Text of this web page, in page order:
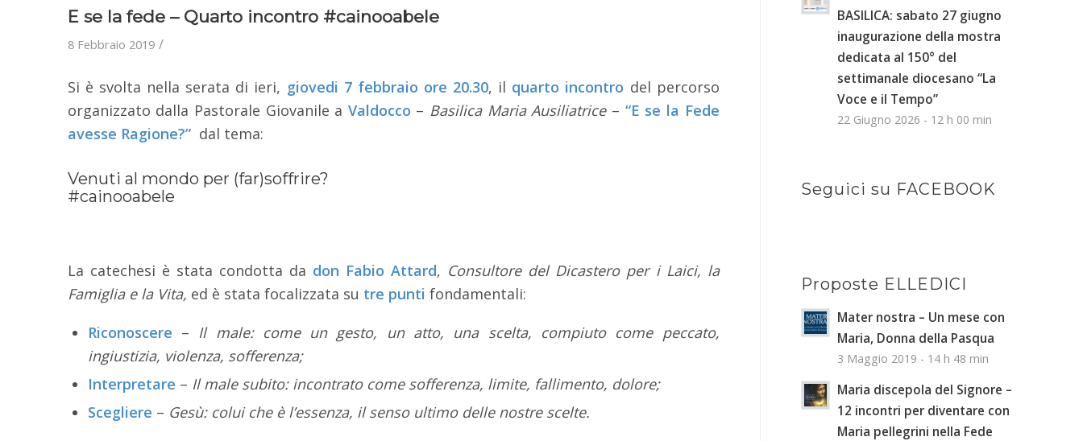
E se la fede – Quarto incontro #cainooabele
8 Febbraio 2019 /
Si è svolta nella serata di ieri, giovedi 7 febbraio ore 20.30, il quarto incontro del percorso
organizzato dalla Pastorale Giovanile a Valdocco – Basilica Maria Ausiliatrice– “E se la Fede
avesse Ragione?”dal tema:
Venuti al mondo per (far)soffrire?
#cainooabele
La catechesi è stata condotta da don Fabio Attard, Consultore del Dicastero per i Laici, la
Famiglia e la Vita, ed è stata focalizzata su tre punti fondamentali:
Riconoscere – Il male: come un gesto, un atto, una scelta, compiuto come peccato,
ingiustizia, violenza, sofferenza;
Interpretare – Il male subito: incontrato come sofferenza, limite, fallimento, dolore;
Scegliere – Gesù: colui che è l’essenza, il senso ultimo delle nostre scelte.
BASILICA: sabato 27 giugno
inaugurazione della mostra
dedicata al 150° del
settimanale diocesano “La
Voce e il Tempo”
22 Giugno 2026 - 12 h 00 min
Seguici su FACEBOOK
Proposte ELLEDICI
Mater nostra – Un mese con
Maria, Donna della Pasqua
3 Maggio 2019 - 14 h 48 min
Maria discepola del Signore –
12 incontri per diventare con
Maria pellegrini nella Fede